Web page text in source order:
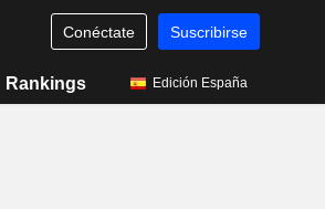
Conéctate Suscribirse
Rankings Edición España